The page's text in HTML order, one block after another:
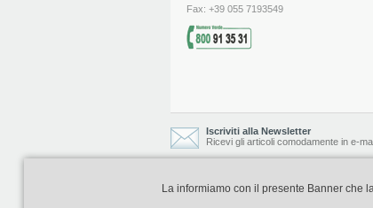
Fax: +39 055 7193549
Iscriviti alla Newsletter
Ricevi gli articoli comodamente in e-
Booking Blog è realizzato e curato da
La informiamo con il presente Banner che